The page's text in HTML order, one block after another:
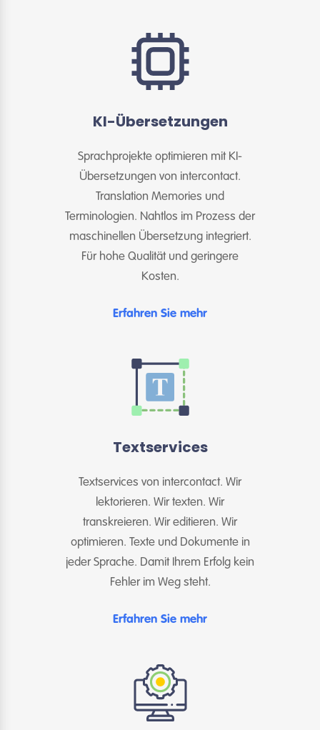
KI-Übersetzungen
Sprachprojekte optimieren mit KI-
Übersetzungen von intercontact.
Translation Memories und
Terminologien. Nahtlos im Prozess der
maschinellen Übersetzung integriert.
Für hohe Qualität und geringere
Kosten.
Erfahren Sie mehr
Textservices
Textservices von intercontact. Wir
lektorieren. Wir texten. Wir
transkreieren. Wir editieren. Wir
optimieren. Texte und Dokumente in
jeder Sprache. Damit Ihrem Erfolg kein
Fehler im Weg steht.
Erfahren Sie mehr